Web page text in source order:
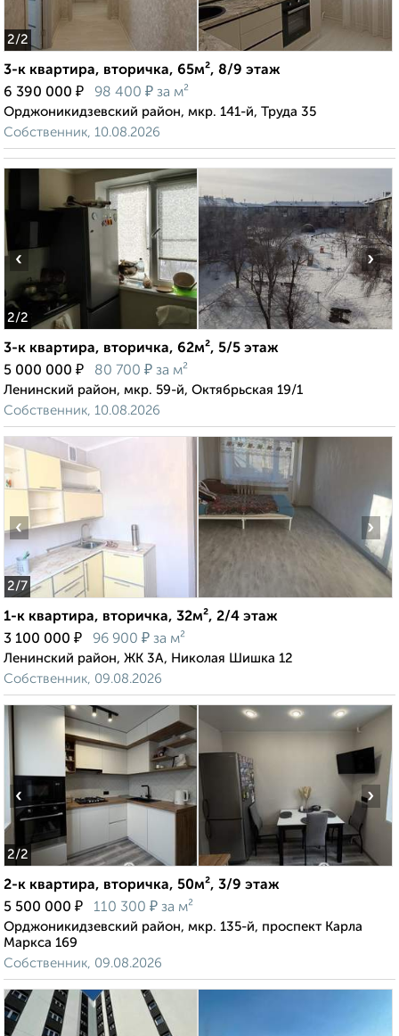
2/2
3-к квартира, вторичка, 65м², 8/9 этаж
6 390 000 ₽ 98 400 ₽ за м²
Орджоникидзевский район, мкр. 141-й, Труда 35
Собственник, 10.08.2026
2/2
‹ ›
3-к квартира, вторичка, 62м², 5/5 этаж
5 000 000 ₽ 80 700 ₽ за м²
Ленинский район, мкр. 59-й, Октябрьская 19/1
Собственник, 10.08.2026
2/7
‹ ›
1-к квартира, вторичка, 32м², 2/4 этаж
3 100 000 ₽ 96 900 ₽ за м²
Ленинский район, ЖК 3А, Николая Шишка 12
Собственник, 09.08.2026
2/2
‹ ›
2-к квартира, вторичка, 50м², 3/9 этаж
5 500 000 ₽ 110 300 ₽ за м²
Орджоникидзевский район, мкр. 135-й, проспект Карла
Маркса 169
Собственник, 09.08.2026